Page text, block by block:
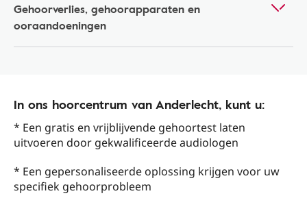
Gehoorverlies, gehoorapparaten en
ooraandoeningen
In ons hoorcentrum van Anderlecht, kunt u:
* Een gratis en vrijblijvende gehoortest laten
uitvoeren door gekwalificeerde audiologen
* Een gepersonaliseerde oplossing krijgen voor uw
specifiek gehoorprobleem